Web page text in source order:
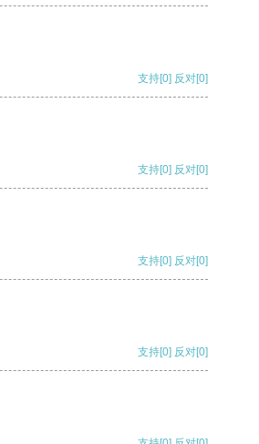
支持[0] 反对[0]
支持[0] 反对[0]
支持[0] 反对[0]
支持[0] 反对[0]